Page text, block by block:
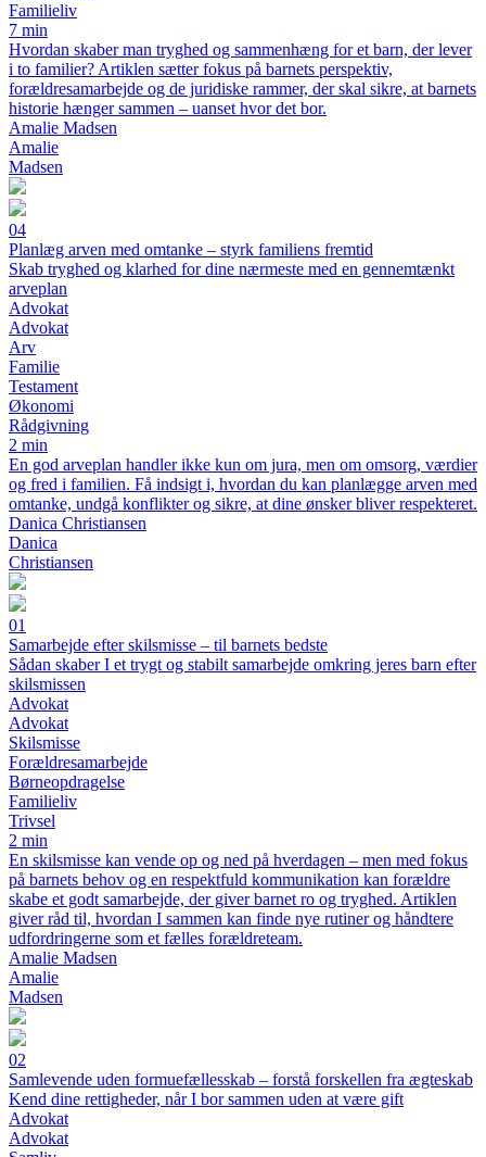
Familieliv
7 min
Hvordan skaber man tryghed og sammenhæng for et barn, der lever
i to familier? Artiklen sætter fokus på barnets perspektiv,
forældresamarbejde og de juridiske rammer, der skal sikre, at barnets
historie hænger sammen – uanset hvor det bor.
Amalie Madsen
Amalie
Madsen
04
Planlæg arven med omtanke – styrk familiens fremtid
Skab tryghed og klarhed for dine nærmeste med en gennemtænkt
arveplan
Advokat
Advokat
Arv
Familie
Testament
Økonomi
Rådgivning
2 min
En god arveplan handler ikke kun om jura, men om omsorg, værdier
og fred i familien. Få indsigt i, hvordan du kan planlægge arven med
omtanke, undgå konflikter og sikre, at dine ønsker bliver respekteret.
Danica Christiansen
Danica
Christiansen
01
Samarbejde efter skilsmisse – til barnets bedste
Sådan skaber I et trygt og stabilt samarbejde omkring jeres barn efter
skilsmissen
Advokat
Advokat
Skilsmisse
Forældresamarbejde
Børneopdragelse
Familieliv
Trivsel
2 min
En skilsmisse kan vende op og ned på hverdagen – men med fokus
på barnets behov og en respektfuld kommunikation kan forældre
skabe et godt samarbejde, der giver barnet ro og tryghed. Artiklen
giver råd til, hvordan I sammen kan finde nye rutiner og håndtere
udfordringerne som et fælles forældreteam.
Amalie Madsen
Amalie
Madsen
02
Samlevende uden formuefællesskab – forstå forskellen fra ægteskab
Kend dine rettigheder, når I bor sammen uden at være gift
Advokat
Advokat